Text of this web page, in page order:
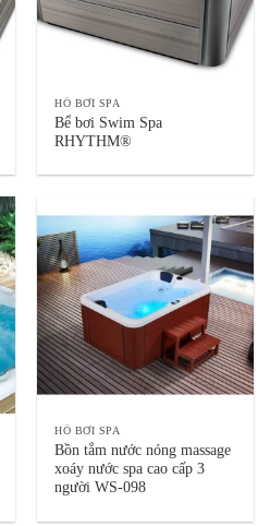
HỒ BƠI SPA
Bể bơi Swim Spa
RHYTHM®
HỒ BƠI SPA
Bồn tắm nước nóng massage
xoáy nước spa cao cấp 3
người WS-098